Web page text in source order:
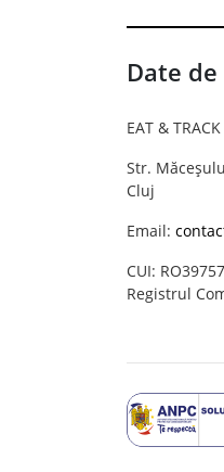
Date
EAT &
Str.
Cluj
Email:
CUI:
Registrul